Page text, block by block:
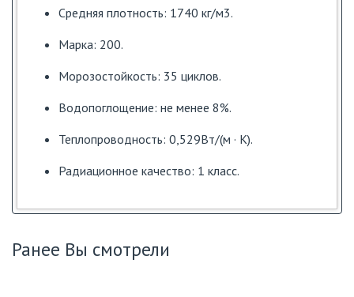
Средняя плотность: 1740 кг/м3.
Марка: 200.
Морозостойкость: 35 циклов.
Водопоглощение: не менее 8%.
Теплопроводность: 0,529Вт/(м · К).
Радиационное качество: 1 класс.
Ранее Вы смотрели